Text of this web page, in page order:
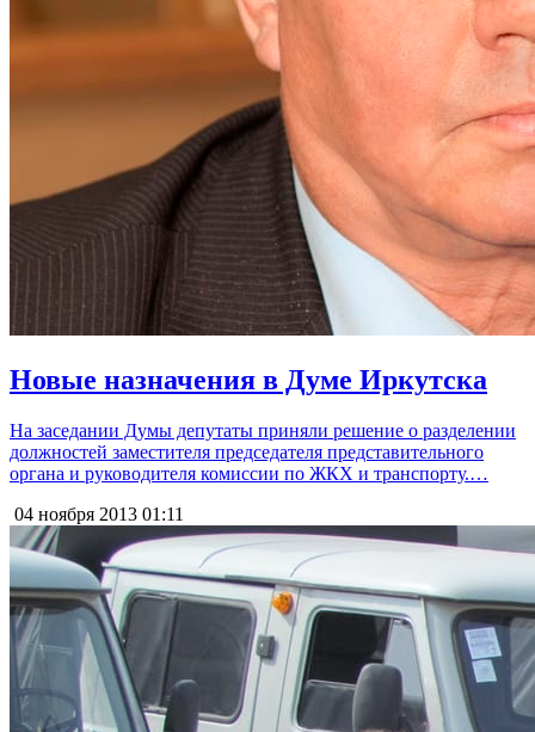
Новые назначения в Думе Иркутска
На заседании Думы депутаты приняли решение о разделении
должностей заместителя председателя представительного
органа и руководителя комиссии по ЖКХ и транспорту.…
04 ноября 2013 01:11